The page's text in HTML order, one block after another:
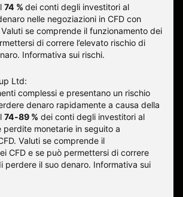
74 % dei conti degli investitori al
nelle negoziazioni in CFD con
Valuti se comprende il funzionamento dei
di correre l’elevato rischio di
Informativa sui rischi.
Ltd:
complessi e presentano un rischio
denaro rapidamente a causa della
74-89 % dei conti degli investitori al
monetarie in seguito a
Valuti se comprende il
CFD e se può permettersi di correre
perdere il suo denaro. Informativa sui